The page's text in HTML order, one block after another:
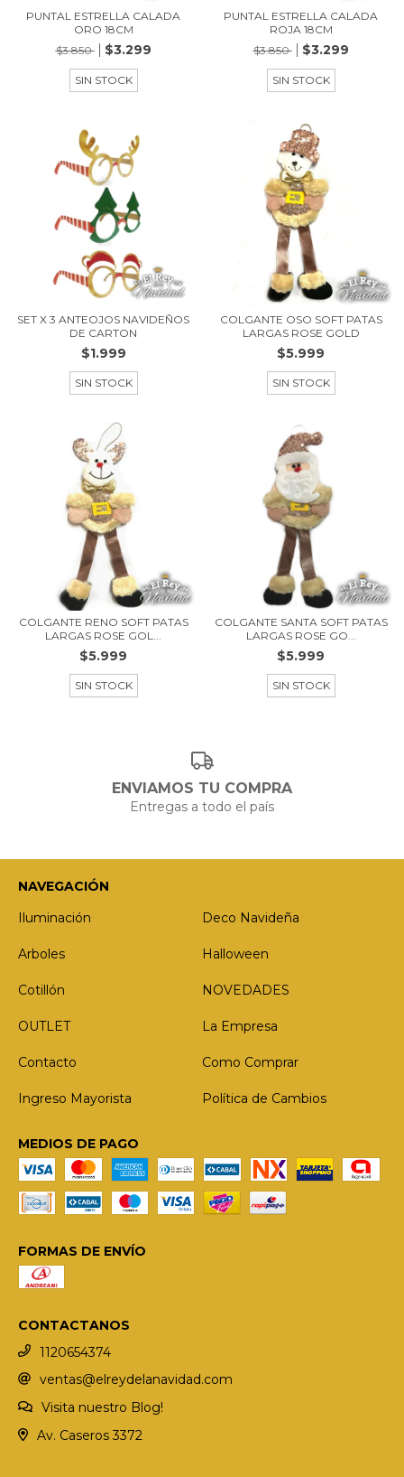
PUNTAL ESTRELLA CALADA
ORO 18CM
$3.850
$3.299
SIN STOCK
PUNTAL ESTRELLA CALADA
ROJA 18CM
$3.850
$3.299
SIN STOCK
SET X 3 ANTEOJOS NAVIDEÑOS
DE CARTON
$1.999
SIN STOCK
COLGANTE OSO SOFT PATAS
LARGAS ROSE GOLD
$5.999
SIN STOCK
COLGANTE RENO SOFT PATAS
LARGAS ROSE GOL...
$5.999
SIN STOCK
COLGANTE SANTA SOFT PATAS
LARGAS ROSE GO...
$5.999
SIN STOCK
ENVIAMOS TU COMPRA
Entregas a todo el país
NAVEGACIÓN
Iluminación
Deco Navideña
Arboles Halloween
Cotillón NOVEDADES
OUTLET La Empresa
Contacto Como Comprar
Ingreso Mayorista Política de Cambios
MEDIOS DE PAGO
FORMAS DE ENVÍO
CONTACTANOS
1120654374
ventas@elreydelanavidad.com
Visita nuestro Blog!
Av. Caseros 3372